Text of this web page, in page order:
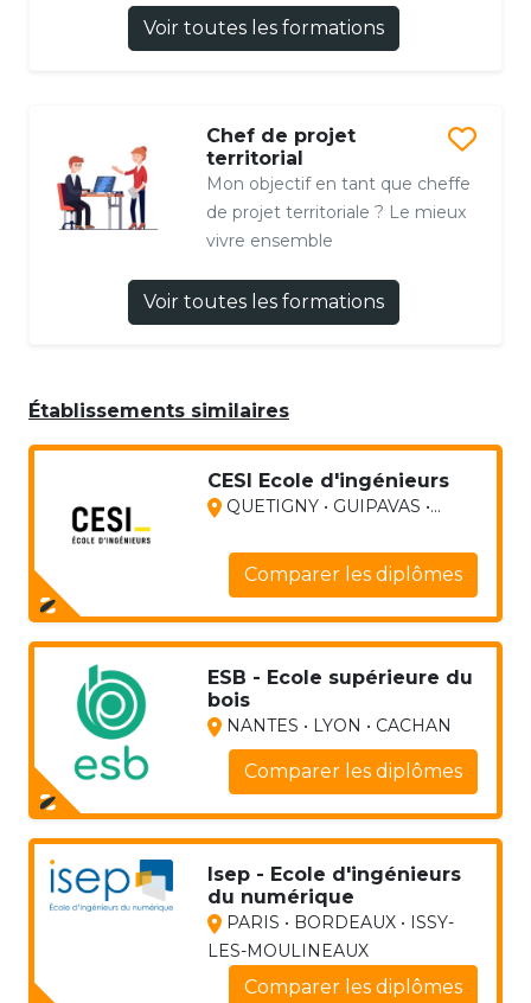
Voir toutes les formations
Chef de projet
territorial
Mon objectif en tant que cheffe
de projet territoriale ? Le mieux
vivre ensemble
Voir toutes les formations
Établissements similaires
CESI Ecole d'ingénieurs
QUETIGNY • GUIPAVAS •...
Comparer les diplômes
ESB - Ecole supérieure du
bois
NANTES • LYON • CACHAN
Comparer les diplômes
Isep - Ecole d'ingénieurs
du numérique
PARIS • BORDEAUX • ISSY-
LES-MOULINEAUX
Comparer les diplômes